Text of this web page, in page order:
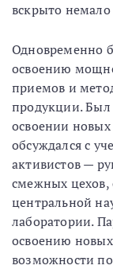
вскрыто
Одновременно
освоению
приемов и
продукции. Был
освоении
обсуждался с
активистов —
смежных цехов,
центральной
лаборатории.
освоению
возможности